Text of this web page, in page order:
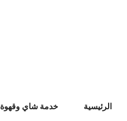
الرئيسية خدمة شاي وقهوة